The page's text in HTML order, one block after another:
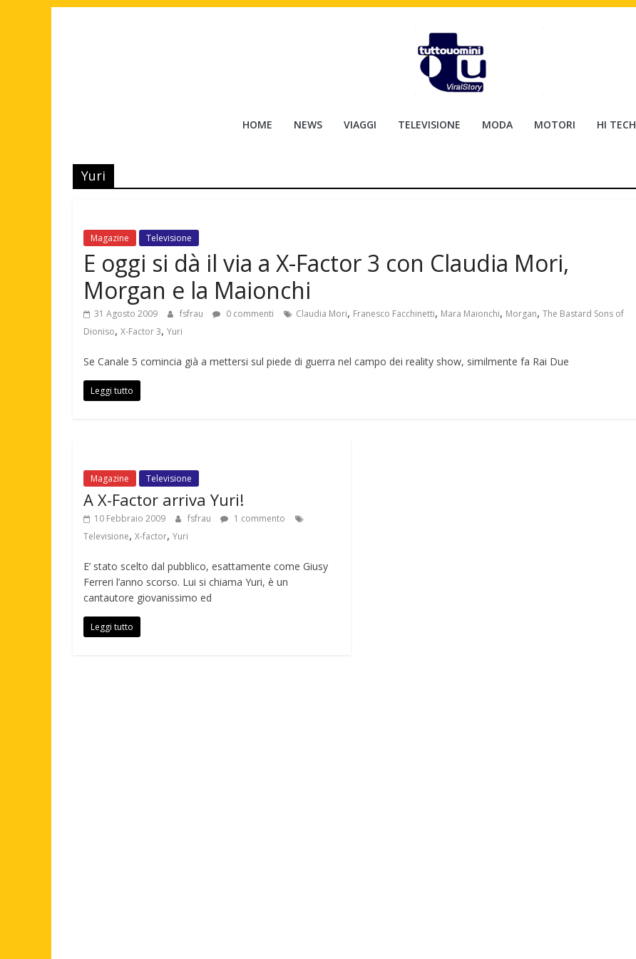
Tuttouomini
Cinema,
Motori,
news
moda
maschile
HOME NEWS VIAGGI TELEVISIONE MODA MOTORI HI TECH
Yuri
Magazine Televisione
E oggi si dà il via a X-Factor 3 con Claudia Mori,
Morgan e la Maionchi
31 Agosto 2009 fsfrau 0 commenti Claudia Mori, Franesco Facchinetti, Mara Maionchi, Morgan, The Bastard Sons of
Dioniso, X-Factor 3, Yuri
Se Canale 5 comincia già a mettersi sul piede di guerra nel campo dei reality show, similmente fa Rai Due
Leggi tutto
Magazine Televisione
A X-Factor arriva Yuri!
10 Febbraio 2009 fsfrau
1 commento
Televisione, X-factor, Yuri
E’ stato scelto dal pubblico, esattamente come Giusy
Ferreri l’anno scorso. Lui si chiama Yuri, è un
cantautore giovanissimo ed
Leggi tutto